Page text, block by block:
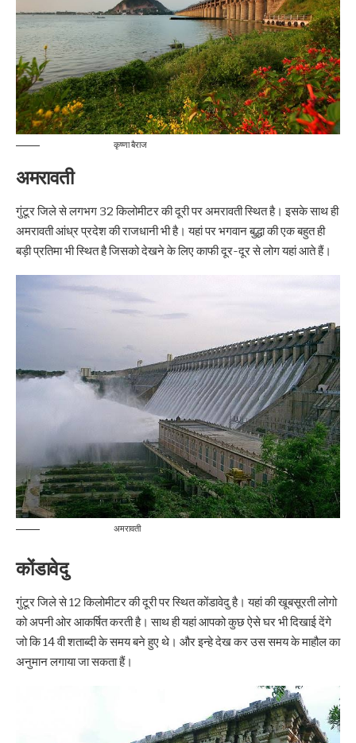
कृष्णा बैराज
अमरावती
गुंटूर जिले से लगभग 32 किलोमीटर की दूरी पर अमरावती स्थित है। इसके साथ ही
अमरावती आंध्र प्रदेश की राजधानी भी है। यहां पर भगवान बुद्धा की एक बहुत ही
बड़ी प्रतिमा भी स्थित है जिसको देखने के लिए काफी दूर-दूर से लोग यहां आते हैं।
अमरावती
कोंडावेदु
गुंटूर जिले से 12 किलोमीटर की दूरी पर स्थित कोंडावेदु है। यहां की खूबसूरती लोगो
को अपनी ओर आकर्षित करती है। साथ ही यहां आपको कुछ ऐसे घर भी दिखाई देंगे
जो कि 14 वी शताब्दी के समय बने हुए थे। और इन्हे देख कर उस समय के माहौल का
अनुमान लगाया जा सकता हैं।